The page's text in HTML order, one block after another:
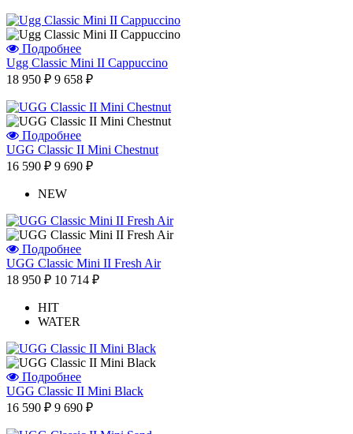
Подробнее
Ugg Classic Mini II Cappuccino
18 950 ₽ 9 658 ₽
Подробнее
UGG Classic II Mini Chestnut
16 590 ₽ 9 690 ₽
NEW
Подробнее
UGG Classic Mini II Fresh Air
18 950 ₽ 10 714 ₽
HIT
WATER
Подробнее
UGG Classic II Mini Black
16 590 ₽ 9 690 ₽